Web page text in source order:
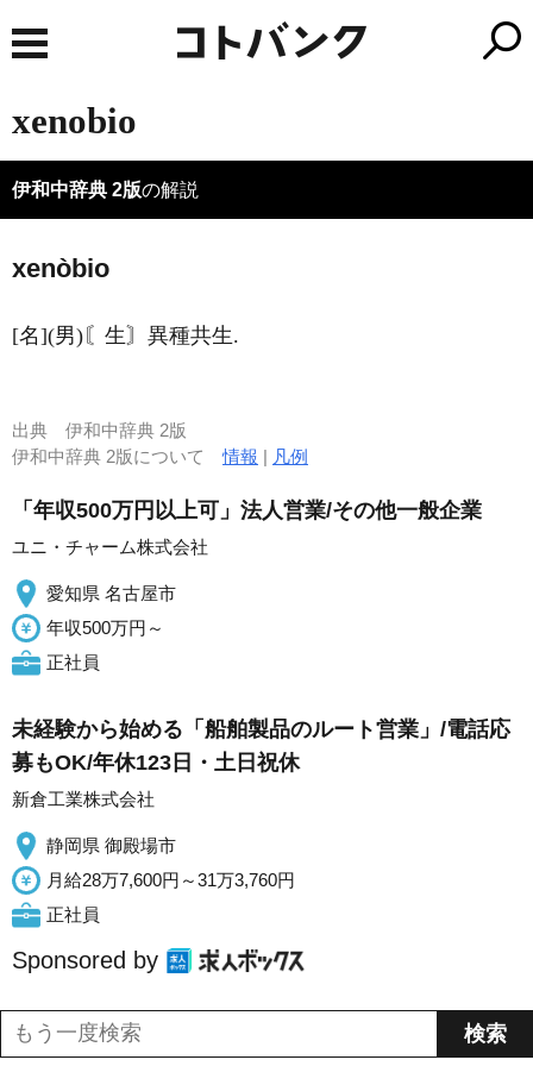
xenobio
伊和中辞典 2版の解説
xenòbio
[名](男)〘生〙異種共生.
出典 伊和中辞典 2版
伊和中辞典 2版について情報 | 凡例
「年収500万円以上可」法人営業/その他一般企業
ユニ・チャーム株式会社
愛知県 名古屋市
年収500万円～
正社員
未経験から始める「船舶製品のルート営業」/電話応
募もOK/年休123日・土日祝休
新倉工業株式会社
静岡県 御殿場市
月給28万7,600円～31万3,760円
正社員
Sponsored by